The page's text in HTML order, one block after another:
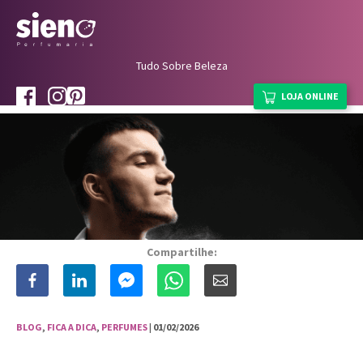
Tudo Sobre Beleza
LOJA ONLINE
Compartilhe:
BLOG, FICA A DICA, PERFUMES| 01/02/2026